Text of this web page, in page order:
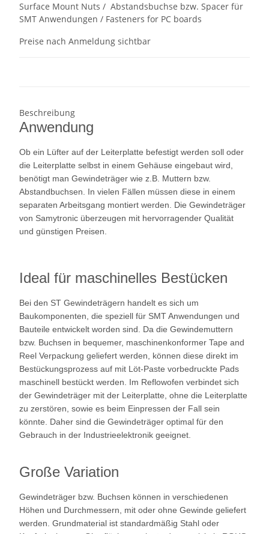
Surface Mount Nuts / Abstandsbuchse bzw. Spacer für
SMT Anwendungen / Fasteners for PC boards
Preise nach Anmeldung sichtbar
Beschreibung
Anwendung
Ob ein Lüfter auf der Leiterplatte befestigt werden soll oder
die Leiterplatte selbst in einem Gehäuse eingebaut wird,
benötigt man Gewindeträger wie z.B. Muttern bzw.
Abstandbuchsen. In vielen Fällen müssen diese in einem
separaten Arbeitsgang montiert werden. Die Gewindeträger
von Samytronic überzeugen mit hervorragender Qualität
und günstigen Preisen.
Ideal für maschinelles Bestücken
Bei den ST Gewindeträgern handelt es sich um
Baukomponenten, die speziell für SMT Anwendungen und
Bauteile entwickelt worden sind. Da die Gewindemuttern
bzw. Buchsen in bequemer, maschinenkonformer Tape and
Reel Verpackung geliefert werden, können diese direkt im
Bestückungsprozess auf mit Löt-Paste vorbedruckte Pads
maschinell bestückt werden. Im Reflowofen verbindet sich
der Gewindeträger mit der Leiterplatte, ohne die Leiterplatte
zu zerstören, sowie es beim Einpressen der Fall sein
könnte. Daher sind die Gewindeträger optimal für den
Gebrauch in der Industrieelektronik geeignet.
Große Variation
Gewindeträger bzw. Buchsen können in verschiedenen
Höhen und Durchmessern, mit oder ohne Gewinde geliefert
werden. Grundmaterial ist standardmäßig Stahl oder